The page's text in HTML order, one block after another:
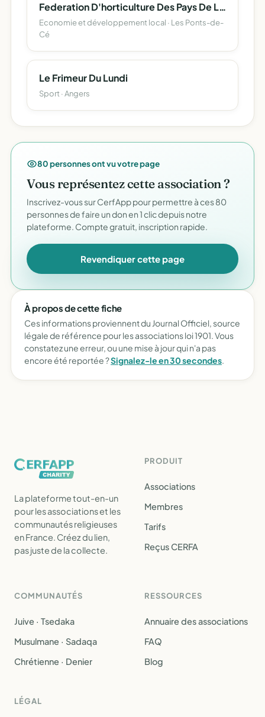
Federation D'horticulture Des Pays De La Loire (Fhpl)
Economie et développement local · Les Ponts-de-
Cé
Le Frimeur Du Lundi
Sport · Angers
80 personnes ont vu votre page
Vous représentez cette association ?
Inscrivez-vous sur CerfApp pour permettre à ces 80
personnes de faire un don en 1 clic depuis notre
plateforme. Compte gratuit, inscription rapide.
Revendiquer cette page
À propos de cette fiche
Ces informations proviennent du Journal Officiel, source
légale de référence pour les associations loi 1901. Vous
constatez une erreur, ou une mise à jour qui n'a pas
encore été reportée ?Signalez-le en 30 secondes.
La plateforme tout-en-un
pour les associations et les
communautés religieuses
en France. Créez du lien,
pas juste de la collecte.
PRODUIT
Associations
Membres
Tarifs
Reçus CERFA
COMMUNAUTÉS
Juive · Tsedaka
Musulmane · Sadaqa
Chrétienne · Denier
RESSOURCES
Annuaire des associations
FAQ
Blog
LÉGAL